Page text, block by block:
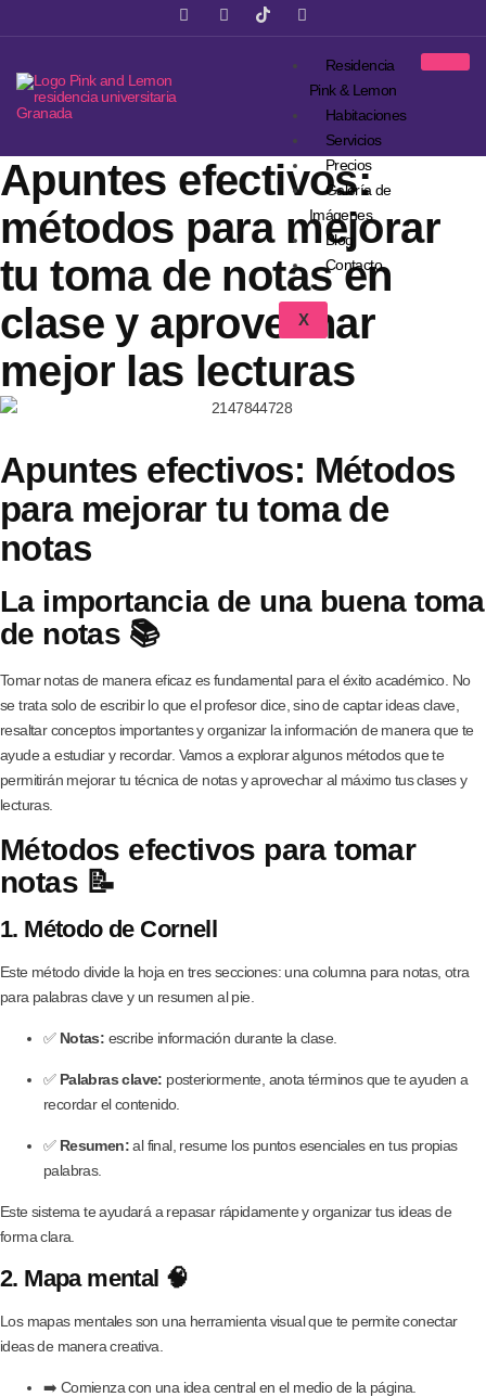
Residencia
Pink & Lemon
Habitaciones
Servicios
Precios
Galería de
Imágenes
Blog
Contacto
X
Apuntes efectivos:
métodos para mejorar
tu toma de notas en
clase y aprovechar
mejor las lecturas
Apuntes efectivos: Métodos
para mejorar tu toma de
notas
La importancia de una buena toma
de notas 📚
Tomar notas de manera eficaz es fundamental para el éxito académico. No
se trata solo de escribir lo que el profesor dice, sino de captar ideas clave,
resaltar conceptos importantes y organizar la información de manera que te
ayude a estudiar y recordar. Vamos a explorar algunos métodos que te
permitirán mejorar tu técnica de notas y aprovechar al máximo tus clases y
lecturas.
Métodos efectivos para tomar
notas 📝
1. Método de Cornell
Este método divide la hoja en tres secciones: una columna para notas, otra
para palabras clave y un resumen al pie.
✅ Notas: escribe información durante la clase.
✅ Palabras clave: posteriormente, anota términos que te ayuden a
recordar el contenido.
✅ Resumen:al final, resume los puntos esenciales en tus propias
palabras.
Este sistema te ayudará a repasar rápidamente y organizar tus ideas de
forma clara.
2. Mapa mental 🧠
Los mapas mentales son una herramienta visual que te permite conectar
ideas de manera creativa.
➡️ Comienza con una idea central en el medio de la página.